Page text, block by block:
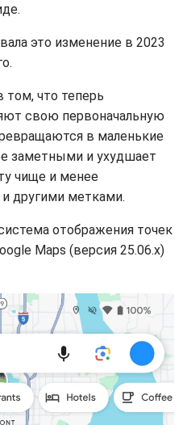
это изменение в 2023
что теперь
свою первоначальную
в маленькие
заметными и ухудшает
чище и менее
другими метками.
отображения точек
Maps (версия 25.06.x)